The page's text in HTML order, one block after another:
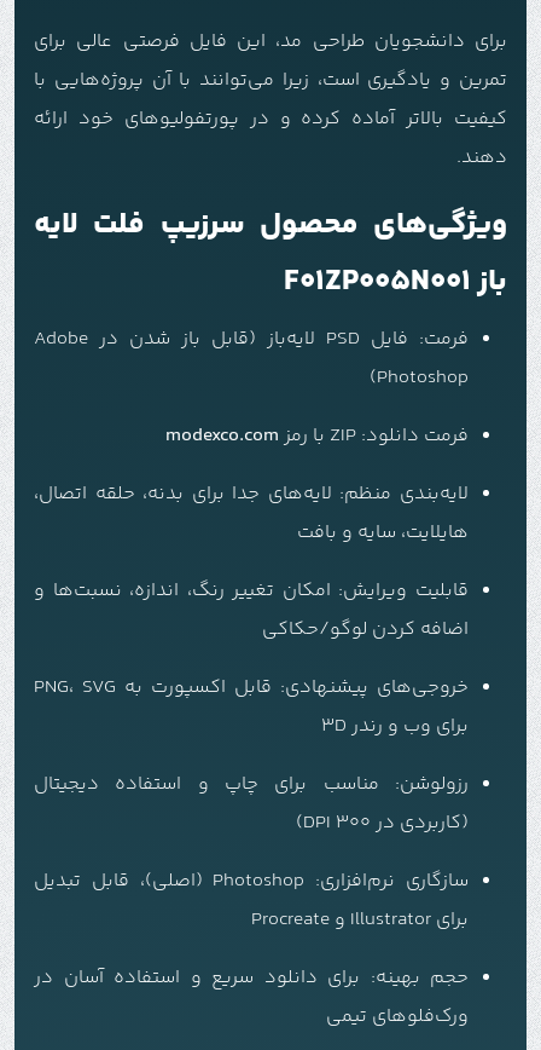
برای دانشجویان طراحی مد، این فایل فرصتی عالی برای
تمرین و یادگیری است، زیرا می‌توانند با آن پروژه‌هایی با
کیفیت بالاتر آماده کرده و در پورتفولیوهای خود ارائه
دهند.
ویژگی‌های محصول سرزیپ فلت لایه
باز F01ZP005N001
فرمت: فایل PSD لایه‌باز (قابل باز شدن در Adobe
Photoshop)
فرمت دانلود:
modexco.com
لایه‌بندی منظم: لایه‌های جدا برای بدنه، حلقه اتصال،
هایلایت، سایه و بافت
قابلیت ویرایش: امکان تغییر رنگ، اندازه، نسبت‌ها و
اضافه کردن لوگو/حکاکی
خروجی‌های پیشنهادی: قابل اکسپورت به PNG، SVG
برای وب و رندر 3D
رزولوشن: مناسب برای چاپ و استفاده دیجیتال
(کاربردی در 300 DPI)
سازگاری نرم‌افزاری: Photoshop (اصلی)، قابل تبدیل
برای Illustrator و Procreate
حجم بهینه: برای دانلود سریع و استفاده آسان در
ورک‌فلوهای تیمی